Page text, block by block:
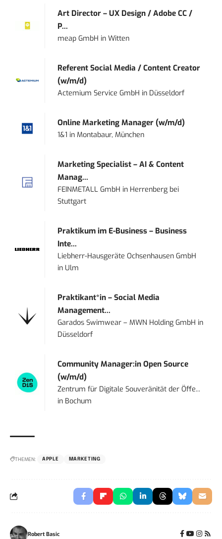
Art Director – UX Design / Adobe CC /
P...
meap GmbH inWitten
Referent Social Media / Content Creator
(w/m/d)
Actemium Service GmbH in Düsseldorf
Online Marketing Manager (w/m/d)
1&1 inMontabaur, München
Marketing Specialist – AI & Content
Manag...
FEINMETALL GmbH in Herrenberg bei
Stuttgart
Praktikum im E-Business – Business
Inte...
Liebherr-Hausgeräte Ochsenhausen GmbH
in Ulm
Praktikant*in – Social Media
Management...
Garados Swimwear – MWN Holding GmbH in
Düsseldorf
Community Manager:in Open Source
(w/m/d)
Zentrum für Digitale Souveränität der Öffe...
in Bochum
THEMEN: APPLE MARKETING
Robert Basic